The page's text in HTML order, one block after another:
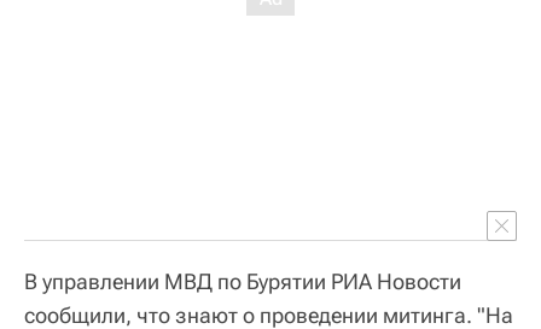
В управлении МВД по Бурятии РИА Новости
сообщили, что знают о проведении митинга. "На